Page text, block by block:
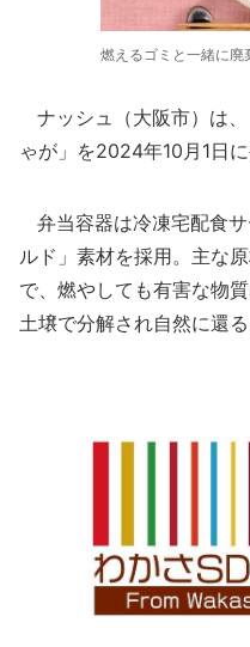
燃えるゴミと一緒に廃
ナッシュ（大阪市）は
ゃが」を2024年10月1日に
弁当容器は冷凍宅配食
ルド」素材を採用。主な
で、燃やしても有害な物
土壌で分解され自然に還る